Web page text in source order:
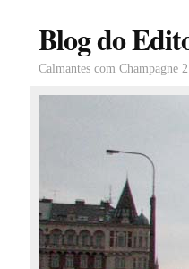
Blog do
Calmantes com Champagne